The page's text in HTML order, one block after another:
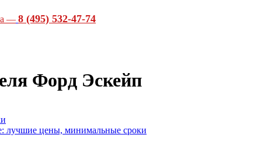
— 8 (495) 532-47-74
Форд Эскейп
лучшие цены, минимальные сроки